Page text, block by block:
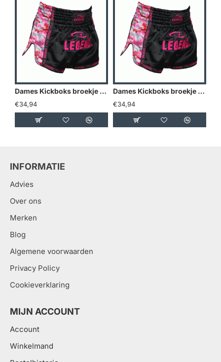
Dames Kickboks broekje Camo roze Legend Trendy - Maat: L
€34,94
Dames Kickboks broekje Camo roze Legend Trendy - Maat: M
€34,94
INFORMATIE
Advies
Over ons
Merken
Blog
Algemene voorwaarden
Privacy Policy
Cookieverklaring
MIJN ACCOUNT
Account
Winkelmand